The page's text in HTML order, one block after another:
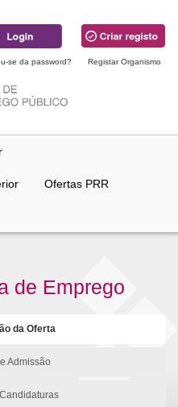
se da password? Registar Organismo
Ofertas PRR
de Emprego
da Oferta
Admissão